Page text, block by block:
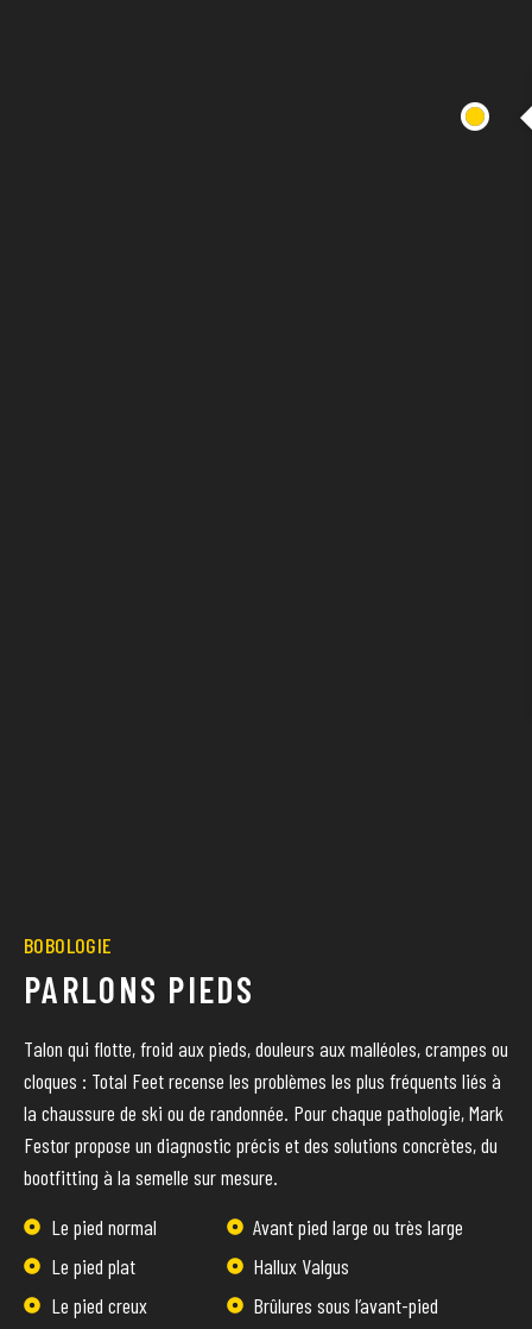
BOBOLOGIE
PARLONS PIEDS
Talon qui flotte, froid aux pieds, douleurs aux malléoles, crampes ou
cloques : Total Feet recense les problèmes les plus fréquents liés à
la chaussure de ski ou de randonnée. Pour chaque pathologie, Mark
Festor propose un diagnostic précis et des solutions concrètes, du
bootfitting à la semelle sur mesure.
Le pied normal
Le pied plat
Le pied creux
Avant pied large ou très large
Hallux Valgus
Brûlures sous l’avant-pied